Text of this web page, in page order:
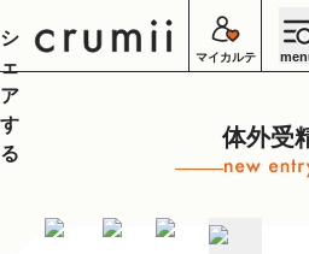
マイカルテ
体外受
シ
ェ
ア
す
る